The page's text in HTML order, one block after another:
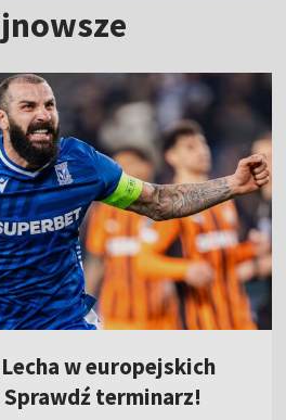
w europejskich
Sprawdź terminarz!